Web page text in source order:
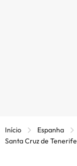
Início Espanha
Santa Cruz de Tenerife